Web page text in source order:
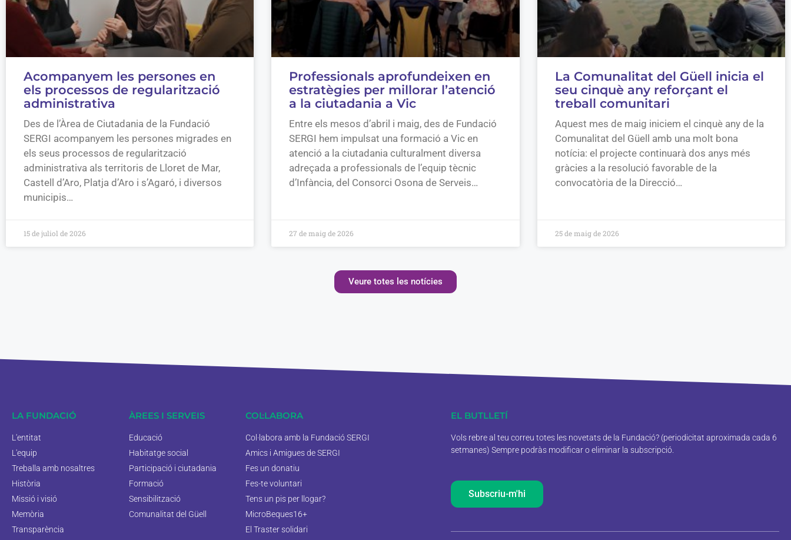
Acompanyem les persones en
els processos de regularització
administrativa
Des de l’Àrea de Ciutadania de la Fundació
SERGI acompanyem les persones migrades en
els seus processos de regularització
administrativa als territoris de Lloret de Mar,
Castell d’Aro, Platja d’Aro i s’Agaró, i diversos
municipis…
15 de juliol de 2026
Professionals aprofundeixen en
estratègies per millorar l’atenció
a la ciutadania a Vic
Entre els mesos d’abril i maig, des de Fundació
SERGI hem impulsat una formació a Vic en
atenció a la ciutadania culturalment diversa
adreçada a professionals de l’equip tècnic
d’Infància, del Consorci Osona de Serveis…
27 de maig de 2026
La Comunalitat del Güell inicia el
seu cinquè any reforçant el
treball comunitari
Aquest mes de maig iniciem el cinquè any de la
Comunalitat del Güell amb una molt bona
notícia: el projecte continuarà dos anys més
gràcies a la resolució favorable de la
convocatòria de la Direcció…
25 de maig de 2026
Veure totes les notícies
LA FUNDACIÓ
L'entitat
L'equip
Treballa amb nosaltres
Història
Missió i visió
Memòria
Transparència
ÀREES I SERVEIS
Educació
Habitatge social
Participació i ciutadania
Formació
Sensibilització
Comunalitat del Güell
COL·LABORA
Col·labora amb la Fundació SERGI
Amics i Amigues de SERGI
Fes un donatiu
Fes-te voluntari
Tens un pis per llogar?
MicroBeques16+
El Traster solidari
EL BUTLLETÍ
Vols rebre al teu correu totes les novetats de la Fundació? (periodicitat aproximada cada 6
setmanes) Sempre podràs modificar o eliminar la subscripció.
Subscriu-m'hi